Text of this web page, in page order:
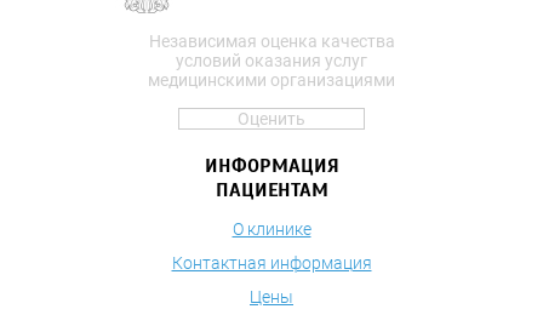
Независимая оценка качества
условий оказания услуг
медицинскими организациями
Оценить
ИНФОРМАЦИЯ
ПАЦИЕНТАМ
О клинике
Контактная информация
Цены